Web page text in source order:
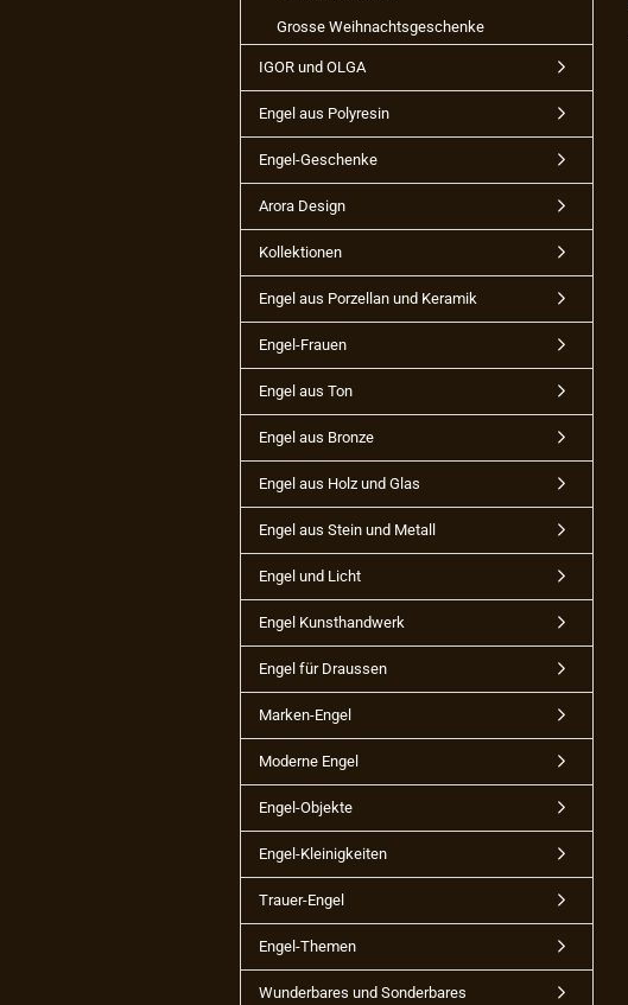
Grosse Weihnachtsgeschenke
IGOR und OLGA
Engel aus Polyresin
Engel-Geschenke
Arora Design
Kollektionen
Engel aus Porzellan und Keramik
Engel-Frauen
Engel aus Ton
Engel aus Bronze
Engel aus Holz und Glas
Engel aus Stein und Metall
Engel und Licht
Engel Kunsthandwerk
Engel für Draussen
Marken-Engel
Moderne Engel
Engel-Objekte
Engel-Kleinigkeiten
Trauer-Engel
Engel-Themen
Wunderbares und Sonderbares